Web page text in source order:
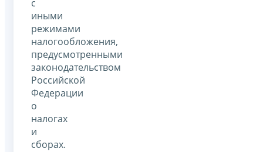
с
иными
режимами
налогообложения,
предусмотренными
законодательством
Российской
Федерации
о
налогах
и
сборах.